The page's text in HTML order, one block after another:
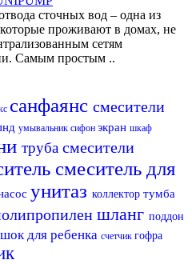
сточных вод – одна из
проживают в домах, не
сетям
Самым простым ..
санфаянс смесители
умывальник сифон экран шкаф
труба смесители
смеситель для
унитаз коллектор тумба
шланг поддон
для ребенка счетчик гофра